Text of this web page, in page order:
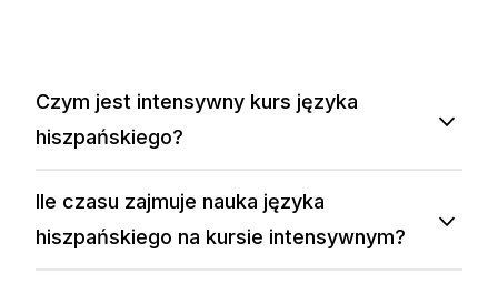
Czym jest intensywny kurs języka
hiszpańskiego?
Ile czasu zajmuje nauka języka
hiszpańskiego na kursie intensywnym?